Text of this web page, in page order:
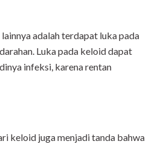
adalah terdapat luka pada
Luka pada keloid dapat
infeksi, karena rentan
keloid juga menjadi tanda bahwa